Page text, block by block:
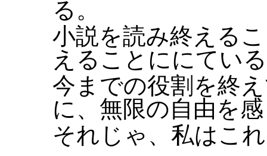
る。
小説を読み終える
えることににてい
今までの役割を終
に、無限の自由を
それじゃ、私はこ